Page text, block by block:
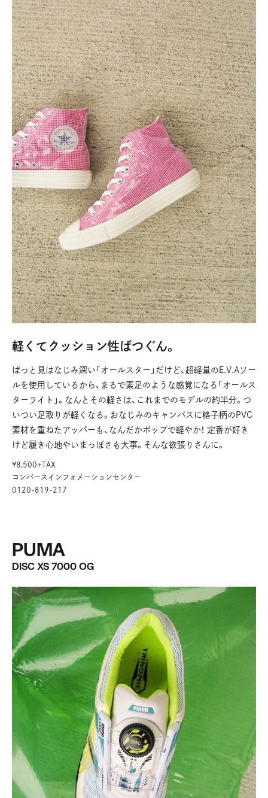
軽くてクッション性ばつぐん。
ぱっと見はなじみ深い「オールスター」だけど、超軽量のE.V.Aソー
ルを使用しているから、まるで素足のような感覚になる「オールス
ターライト」。なんとその軽さは、これまでのモデルの約半分。つ
いつい足取りが軽くなる。おなじみのキャンバスに格子柄のPVC
素材を重ねたアッパーも、なんだかポップで軽やか！ 定番が好き
けど履き心地やいまっぽさも大事。そんな欲張りさんに。
¥8,500+TAX
コンバースインフォメーションセンター
0120-819-217
PUMA
DISC XS 7000 OG